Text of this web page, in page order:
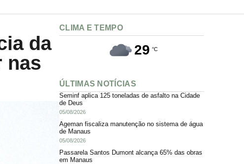
da
nas
CLIMA E TEMPO
29 °C
ÚLTIMAS NOTÍCIAS
Seminf aplica 125 toneladas de asfalto na Cidade
de Deus
05/08/2026
Ageman fiscaliza manutenção no sistema de água
de Manaus
05/08/2026
Passarela Santos Dumont alcança 65% das obras
em Manaus